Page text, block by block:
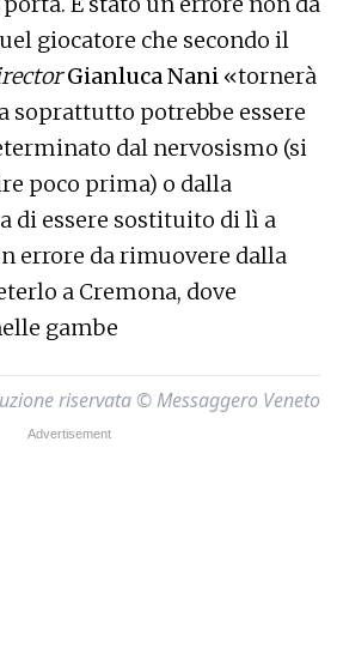
giocatore che secondo il
Gianluca Nani «tornerà
soprattutto potrebbe essere
dal nervosismo (si
poco prima) o dalla
di essere sostituito di lì a
errore da rimuovere dalla
a Cremona, dove
gambe
riservata © Messaggero Veneto